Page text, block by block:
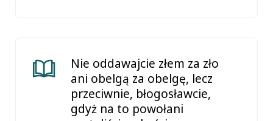
Nie oddawajcie złem za zło
ani obelgą za obelgę, lecz
przeciwnie, błogosławcie,
gdyż na to powołani